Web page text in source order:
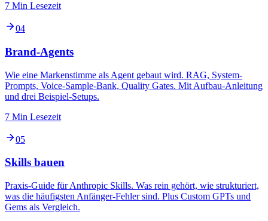
7 Min Lesezeit
04
Brand-Agents
Wie eine Markenstimme als Agent gebaut wird. RAG, System-
Prompts, Voice-Sample-Bank, Quality Gates. Mit Aufbau-Anleitung
und drei Beispiel-Setups.
7 Min Lesezeit
05
Skills bauen
Praxis-Guide für Anthropic Skills. Was rein gehört, wie strukturiert,
was die häufigsten Anfänger-Fehler sind. Plus Custom GPTs und
Gems als Vergleich.